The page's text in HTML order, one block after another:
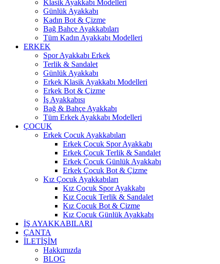
Klasik Ayakkabı Modelleri
Günlük Ayakkabı
Kadın Bot & Çizme
Bağ Bahçe Ayakkabıları
Tüm Kadın Ayakkabı Modelleri
ERKEK
Spor Ayakkabı Erkek
Terlik & Sandalet
Günlük Ayakkabı
Erkek Klasik Ayakkabı Modelleri
Erkek Bot & Çizme
İş Ayakkabısı
Bağ & Bahçe Ayakkabı
Tüm Erkek Ayakkabı Modelleri
ÇOCUK
Erkek Çocuk Ayakkabıları
Erkek Çocuk Spor Ayakkabı
Erkek Çocuk Terlik & Sandalet
Erkek Çocuk Günlük Ayakkabı
Erkek Çocuk Bot & Çizme
Kız Çocuk Ayakkabıları
Kız Çocuk Spor Ayakkabı
Kız Çocuk Terlik & Sandalet
Kız Çocuk Bot & Çizme
Kız Çocuk Günlük Ayakkabı
İŞ AYAKKABILARI
ÇANTA
İLETİŞİM
Hakkımızda
BLOG